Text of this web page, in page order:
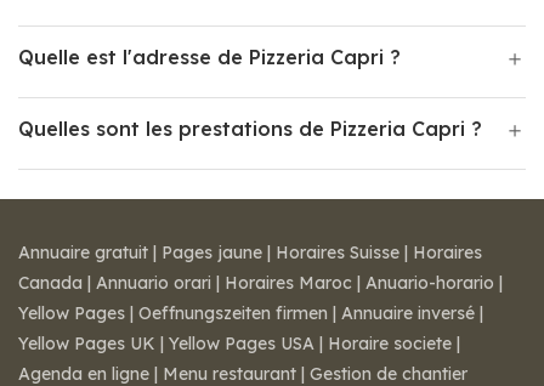
Quelle est l'adresse de Pizzeria Capri ?
Quelles sont les prestations de Pizzeria Capri ?
Annuaire gratuit | Pages jaune | Horaires Suisse | Horaires
Canada | Annuario orari | Horaires Maroc | Anuario-horario |
Yellow Pages | Oeffnungszeiten firmen | Annuaire inversé |
Yellow Pages UK | Yellow Pages USA | Horaire societe |
Agenda en ligne | Menu restaurant | Gestion de chantier